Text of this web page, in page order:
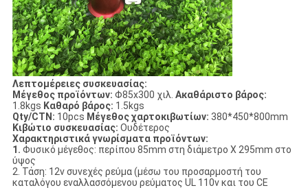
Λεπτομέρειες συσκευασίας:
Μέγεθος προϊόντων: Φ85x300 χιλ. Ακαθάριστο βάρος:
1.8kgs Καθαρό βάρος: 1.5kgs
Qty/CTN: 10pcs Μέγεθος χαρτοκιβωτίων: 380*450*800mm
Κιβώτιο συσκευασίας: Ουδέτερος
Χαρακτηριστικά γνωρίσματα προϊόντων:
1. Φυσικό μέγεθος: περίπου 85mm στη διάμετρο Χ 295mm στο
ύψος
2. Τάση: 12v συνεχές ρεύμα (μέσω του προσαρμοστή του
καταλόγου εναλλασσόμενου ρεύματος UL 110v και του CE